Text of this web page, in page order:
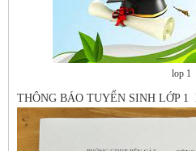
lop 1
THÔNG BÁO TUYỂN SINH LỚP 1